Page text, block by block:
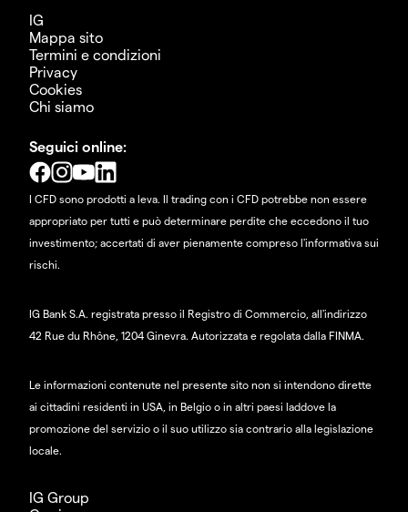
IG
Mappa sito
Termini e condizioni
Privacy
Cookies
Chi siamo
Seguici online:
I CFD sono prodotti a leva. Il trading con i CFD potrebbe non essere
appropriato per tutti e può determinare perdite che eccedono il tuo
investimento; accertati di aver pienamente compreso l'informativa sui
rischi.
IG Bank S.A. registrata presso il Registro di Commercio, all'indirizzo
42 Rue du Rhône, 1204 Ginevra. Autorizzata e regolata dalla FINMA.
Le informazioni contenute nel presente sito non si intendono dirette
ai cittadini residenti in USA, in Belgio o in altri paesi laddove la
promozione del servizio o il suo utilizzo sia contrario alla legislazione
locale.
IG Group